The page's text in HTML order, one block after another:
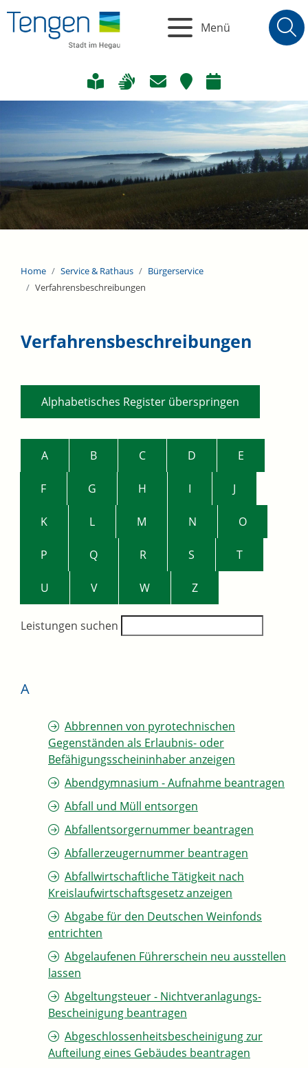
Menü
Home Service & Rathaus
Bürgerservice
Verfahrensbeschreibungen
Verfahrensbeschreibungen
Alphabetisches Register überspringen
A B C D E
F G H I J
K L M N O
P Q R S T
U V W Z
Leistungen suchen
A
Abbrennen von pyrotechnischen
Gegenständen als Erlaubnis- oder
Befähigungsscheininhaber anzeigen
Abendgymnasium - Aufnahme beantragen
Abfall und Müll entsorgen
Abfallentsorgernummer beantragen
Abfallerzeugernummer beantragen
Abfallwirtschaftliche Tätigkeit nach
Kreislaufwirtschaftsgesetz anzeigen
Abgabe für den Deutschen Weinfonds
entrichten
Abgelaufenen Führerschein neu ausstellen
lassen
Abgeltungsteuer - Nichtveranlagungs-
Bescheinigung beantragen
Abgeschlossenheitsbescheinigung zur
Aufteilung eines Gebäudes beantragen